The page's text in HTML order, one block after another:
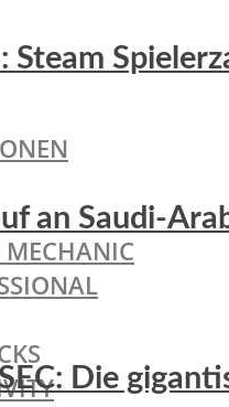
Steam
an Saudi-
Die